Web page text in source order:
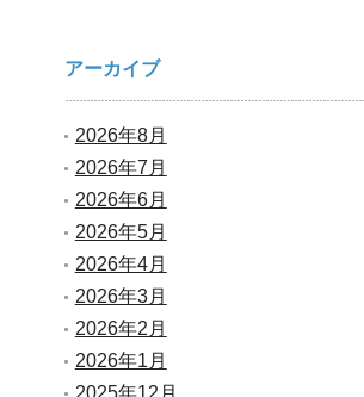
アーカイブ
2026年8月
2026年7月
2026年6月
2026年5月
2026年4月
2026年3月
2026年2月
2026年1月